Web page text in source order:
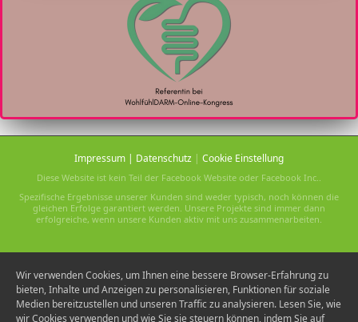
Impressum | Datenschutz | Cookie Einstellung
Diese Website ist kein Teil der Facebook Website oder Facebook Inc..
Spezifische Ergebnisse unserer Kunden sind weder typisch, noch können die
gleichen Erfolge garantiert werden. Unsere Projekte sind immer dann
erfolgreiche, wenn unsere Kunden aktiv mit uns zusammenarbeiten.
Wir verwenden Cookies, um Ihnen eine bessere Browser-Erfahrung zu
bieten, Inhalte und Anzeigen zu personalisieren, Funktionen für soziale
Medien bereitzustellen und unseren Traffic zu analysieren. Lesen Sie, wie
wir Cookies verwenden und wie Sie sie steuern können, indem Sie auf